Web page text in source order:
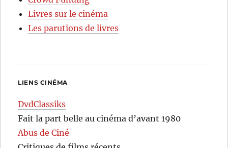
Livres sur le cinéma
Les parutions de livres
LIENS CINÉMA
DvdClassiks
Fait la part belle au cinéma d’avant 1980
Abus de Ciné